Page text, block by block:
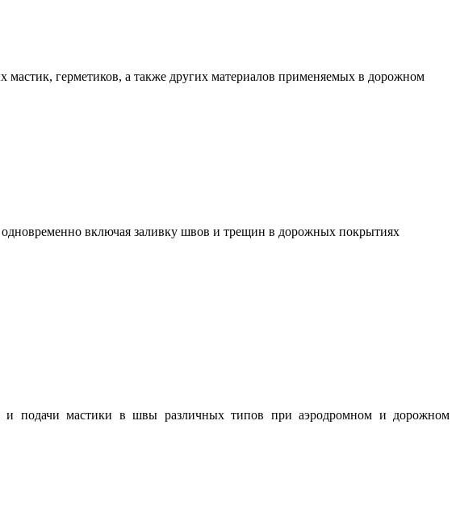
герметиков, а также других материалов применяемых в дорожном
включая заливку швов и трещин в дорожных покрытиях
и подачи мастики в швы различных типов при аэродромном и дорожном